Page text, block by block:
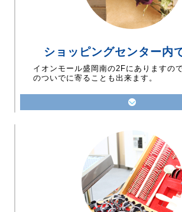
ショッピングセンター内
イオンモール盛岡南の2Fにありますの
のついでに寄ることも出来ます。